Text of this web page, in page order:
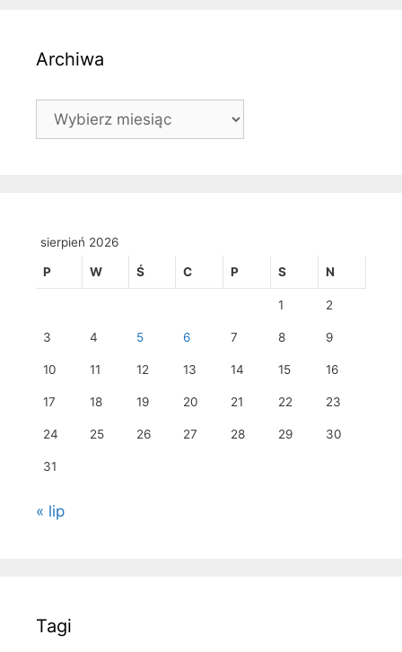
Archiwa
Archiwa
sierpień 2026
P W Ś C P S N
1 2
3 4 5 6 7 8 9
10 11 12 13 14 15 16
17 18 19 20 21 22 23
24 25 26 27 28 29 30
31
« lip
Tagi